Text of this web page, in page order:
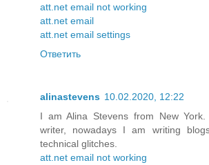
att.net email not working
att.net email
att.net email settings
Ответить
alinastevens 10.02.2020, 12:22
I am Alina Stevens from New
writer, nowadays I am writing
technical glitches.
att.net email not working